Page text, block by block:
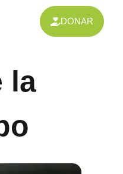
DONAR
la